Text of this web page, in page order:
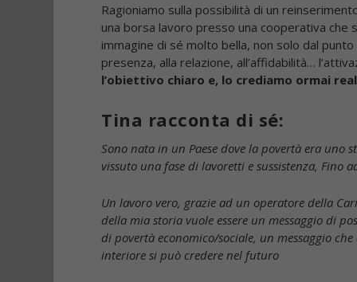
Ragioniamo sulla possibilità di un
una borsa lavoro presso una cooperativa che
immagine di sé molto bella, non solo dal
presenza, alla relazione, all’affidabilità…
l’obiettivo chiaro e, lo crediamo ormai
Tina racconta di sé:
Sono nata in un Paese dove la povertà era
vissuto una fase di lavoretti e sussistenza, Fino
Un lavoro vero, grazie ad un operatore della
della mia storia vuole essere un messaggio di
di povertà economico/sociale, un messaggio
interiore si può credere nel futuro